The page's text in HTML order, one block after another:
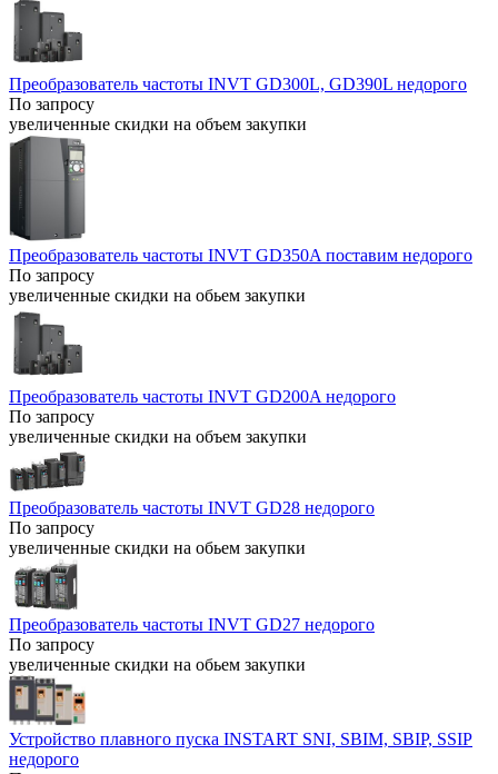
Преобразователь частоты INVT GD300L, GD390L недорого
По запросу
увеличенные скидки на объем закупки
Преобразователь частоты INVT GD350A поставим недорого
По запросу
увеличенные скидки на обьем закупки
Преобразователь частоты INVT GD200A недорого
По запросу
увеличенные скидки на объем закупки
Преобразователь частоты INVT GD28 недорого
По запросу
увеличенные скидки на обьем закупки
Преобразователь частоты INVT GD27 недорого
По запросу
увеличенные скидки на обьем закупки
Устройство плавного пуска INSTART SNI, SBIM, SBIP, SSIP
недорого